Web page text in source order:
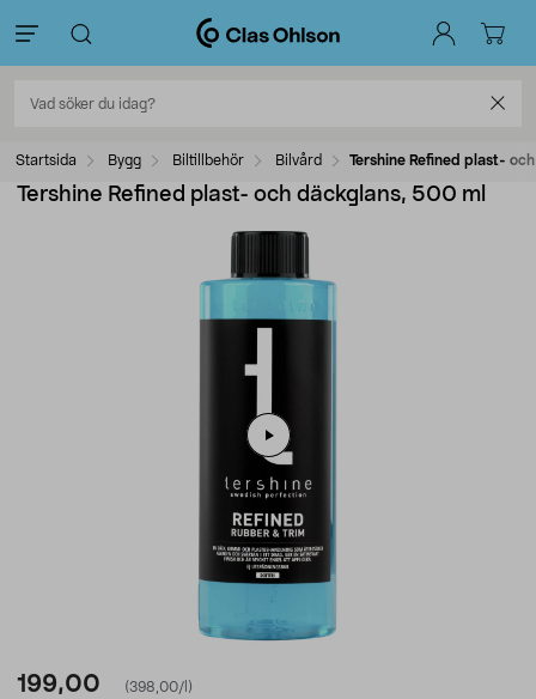
Startsida Bygg Biltillbehör Bilvård Tershine Refined plast-
Tershine Refined plast- och däckglans, 500 ml
199,00
(398,00/l)